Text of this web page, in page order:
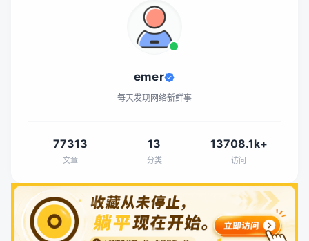
emer
每天发现网络新鲜事
77313
文章
13
分类
13708.1k+
访问